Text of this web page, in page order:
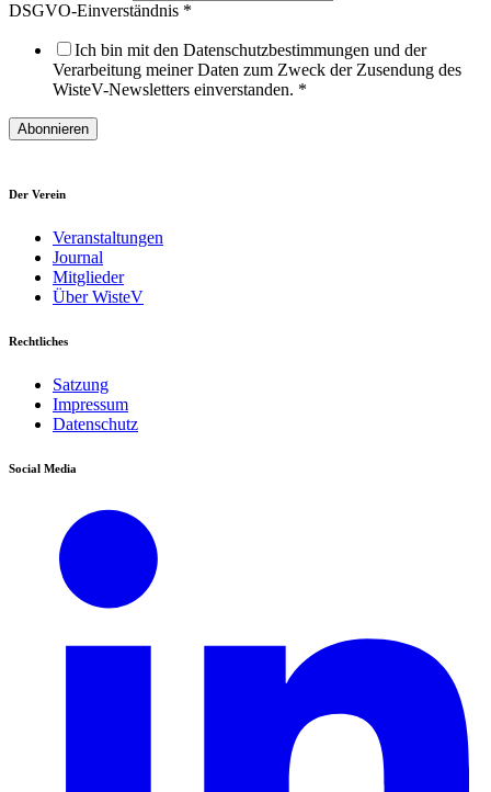
DSGVO-Einverständnis *
Ich bin mit den Datenschutzbestimmungen und der
Verarbeitung meiner Daten zum Zweck der Zusendung des
WisteV-Newsletters einverstanden. *
Abonnieren
Der Verein
Veranstaltungen
Journal
Mitglieder
Über WisteV
Rechtliches
Satzung
Impressum
Datenschutz
Social Media